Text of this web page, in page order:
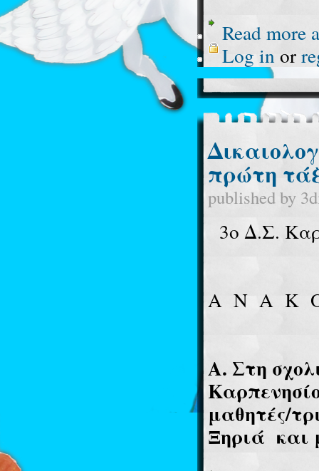
Read more
Log in or
πρώτη
published by
3ο Δ.Σ.
Α Ν Α Κ
Α. Στη
μαθητές/
Ξηριά και